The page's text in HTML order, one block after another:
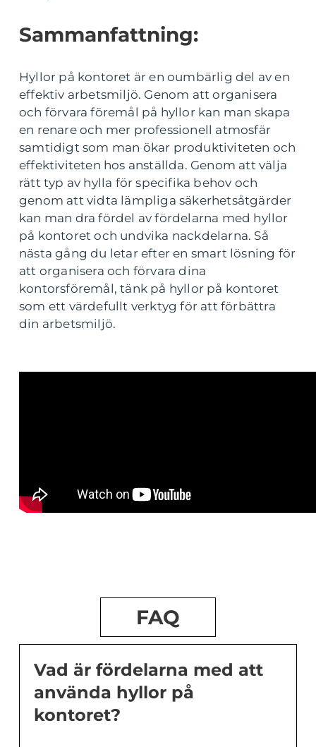
Sammanfattning:
Hyllor på kontoret är en oumbärlig del av en
effektiv arbetsmiljö. Genom att organisera
och förvara föremål på hyllor kan man skapa
en renare och mer professionell atmosfär
samtidigt som man ökar produktiviteten och
effektiviteten hos anställda. Genom att välja
rätt typ av hylla för specifika behov och
genom att vidta lämpliga säkerhetsåtgärder
kan man dra fördel av fördelarna med hyllor
på kontoret och undvika nackdelarna. Så
nästa gång du letar efter en smart lösning för
att organisera och förvara dina
kontorsföremål, tänk på hyllor på kontoret
som ett värdefullt verktyg för att förbättra
din arbetsmiljö.
FAQ
Vad är fördelarna med att
använda hyllor på
kontoret?